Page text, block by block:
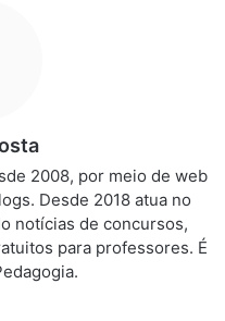
2008, por meio de web
Desde 2018 atua no
notícias de concursos,
para professores. É